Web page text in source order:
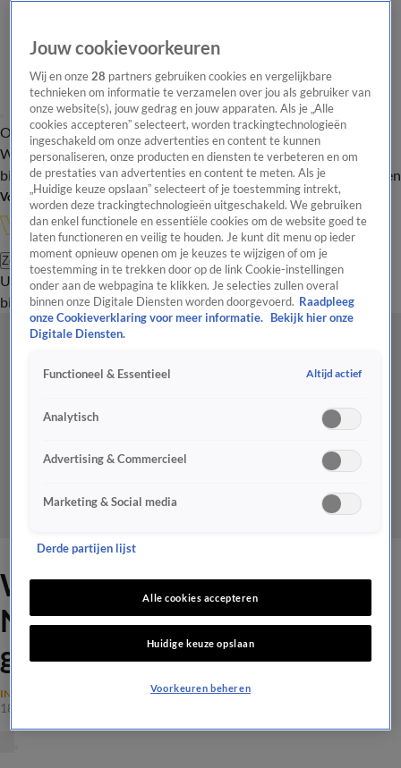
Overzicht Onze programma's Uitzendingen Onze gezichten
In de
WandelgangenInterviewsUitzending
bijwonenPodcastShopVeelgestelde vragenKijkersvraag insturen
Volg Vandaag Inside
Zoeken
UitzendingenVandaag InsideDe OranjezomerShopUitzending
bijwonen
Wilfred Genee dreigt Tina
Nijkamp het zwembad in te
gooien: 'NEE!'
IN DE WANDELGANGEN
18 mei 2026, 18:05
Jouw cookievoorkeuren
Wij en onze28 partners gebruiken cookies en vergelijkbare
technieken om informatie te verzamelen over jou als gebruiker van
onze website(s), jouw gedrag en jouw apparaten. Als je „Alle
cookies accepteren” selecteert, worden trackingtechnologieën
ingeschakeld om onze advertenties en content te kunnen
personaliseren, onze producten en diensten te verbeteren en om
de prestaties van advertenties en content te meten. Als je
„Huidige keuze opslaan” selecteert of je toestemming intrekt,
worden deze trackingtechnologieën uitgeschakeld. We gebruiken
dan enkel functionele en essentiële cookies om de website goed te
laten functioneren en veilig te houden. Je kunt dit menu op ieder
moment opnieuw openen om je keuzes te wijzigen of om je
toestemming in te trekken door op de link Cookie-instellingen
onder aan de webpagina te klikken. Je selecties zullen overal
binnen onze Digitale Diensten worden doorgevoerd. Raadpleeg
onze Cookieverklaring voor meer informatie.
Bekijk hier onze
Digitale Diensten.
Functioneel & Essentieel Altijd actief
Analytisch
Advertising & Commercieel
Marketing & Social media
Derde partijen lijst
Alle cookies accepteren
Huidige keuze opslaan
Voorkeuren beheren